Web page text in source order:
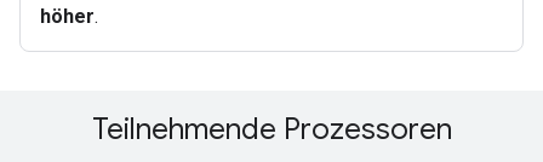
höher.
Teilnehmende Prozessoren